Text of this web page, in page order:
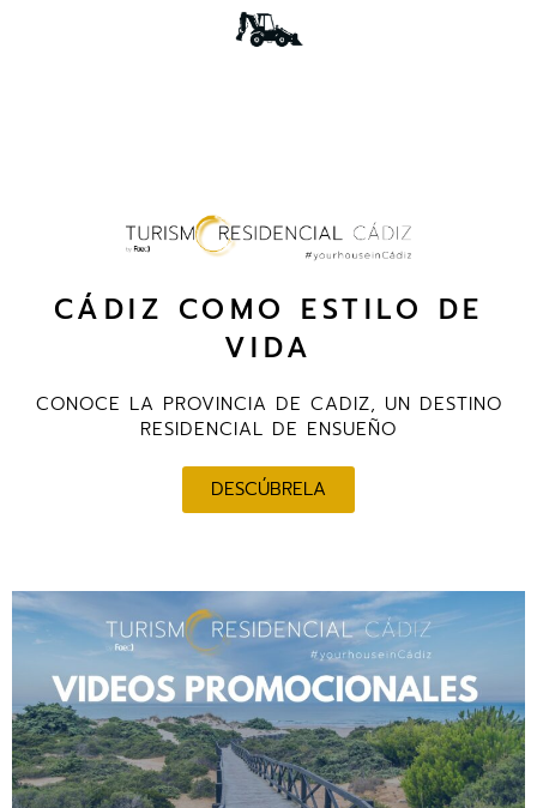
CÁDIZ COMO ESTILO DE
VIDA
CONOCE LA PROVINCIA DE CADIZ, UN DESTINO
RESIDENCIAL DE ENSUEÑO
DESCÚBRELA